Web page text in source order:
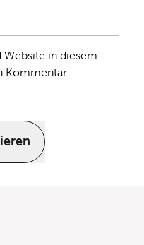
Website in diesem
Kommentar